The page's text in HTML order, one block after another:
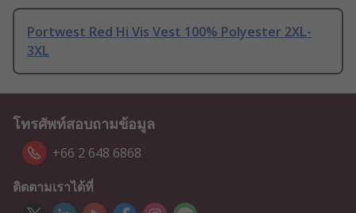
Portwest Red Hi Vis Vest 100% Polyester 2XL-
3XL
โทรศัพท์สอบถามข้อมูล
+66 2 648 6868
ติดตามเราได้ที่